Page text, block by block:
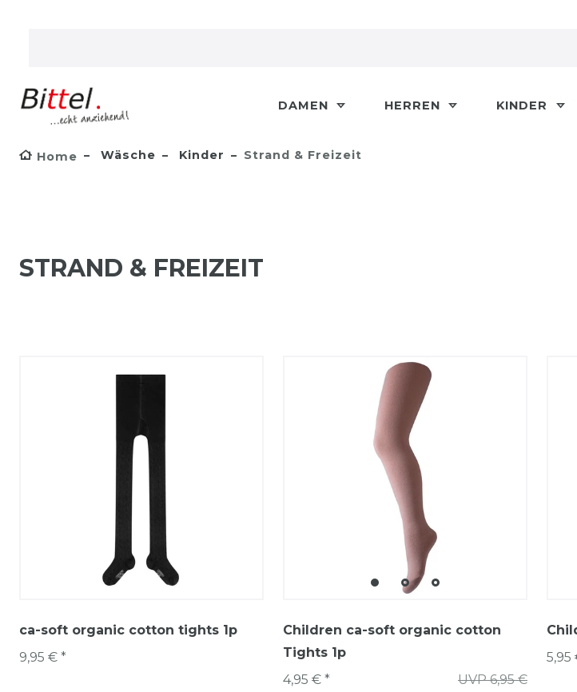
DAMEN HERREN KINDER
Home Wäsche Kinder Strand & Freizeit
STRAND & FREIZEIT
ca-soft organic cotton tights 1p
9,95 € *
Children ca-soft organic cotton
Tights 1p
UVP 6,95 €
4,95 € *
5,95